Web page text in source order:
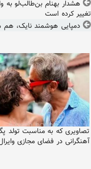
هشدار بهنام بن‌طالب‌لو
تغییر کرده است
دمپایی هوشمند نایک، هم
تصاویری که به مناسبت تولد
آهنگرانی در فضای مجازی